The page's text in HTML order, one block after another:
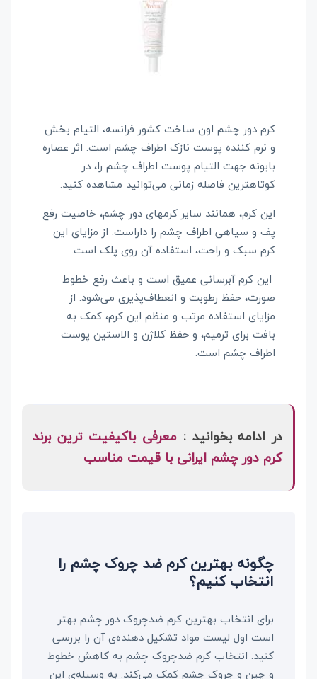
کرم دور چشم اون ساخت کشور فرانسه، التیام بخش
و نرم کننده پوست نازک اطراف چشم است. اثر عصاره
بابونه جهت التیام پوست اطراف چشم را، در
کوتاهترین فاصله زمانی می‌توانید مشاهده کنید.
این کرم، همانند سایر کرمهای دور چشم، خاصیت رفع
پف و سیاهی اطراف چشم را داراست. از مزایای این
کرم سبک و راحت، استفاده آن روی پلک است.
این کرم آبرسانی عمیق است و باعث رفع خطوط
صورت، حفظ رطوبت و انعطاف‌پذیری می‌شود. از
مزایای استفاده مرتب و منظم این کرم، کمک به
بافت برای ترمیم، و حفظ کلاژن و الاستین پوست
اطراف چشم است.
در ادامه بخوانید : معرفی باکیفیت ترین برند
کرم دور چشم ایرانی با قیمت مناسب
چگونه بهترین کرم ضد چروک چشم را
انتخاب کنیم؟
برای انتخاب بهترین کرم ضدچروک دور چشم بهتر
است اول لیست مواد تشکیل دهنده‌ی آن را بررسی
کنید. انتخاب کرم ضدچروک چشم به کاهش خطوط
و چین و چروک چشم کمک می‌کند. به وسیله‌ی این